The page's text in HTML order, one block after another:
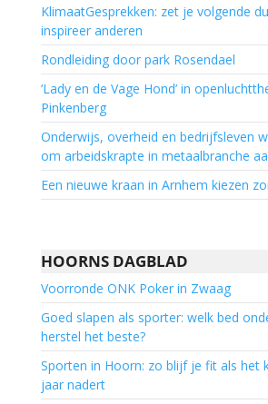
KlimaatGesprekken: zet je volgende
inspireer anderen
Rondleiding door park Rosendael
‘Lady en de Vage Hond’ in
Pinkenberg
Onderwijs, overheid en bedrijfsleven
om arbeidskrapte in metaalbranche
Een nieuwe kraan in Arnhem kiezen
HOORNS DAGBLAD
Voorronde ONK Poker in Zwaag
Goed slapen als sporter: welk bed
herstel het beste?
Sporten in Hoorn: zo blijf je fit als het
jaar nadert